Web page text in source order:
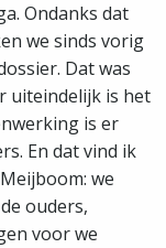
Ondanks dat
we sinds vorig
Dat was
uiteindelijk is het
is er
En dat vind ik
we
ouders,
voor we